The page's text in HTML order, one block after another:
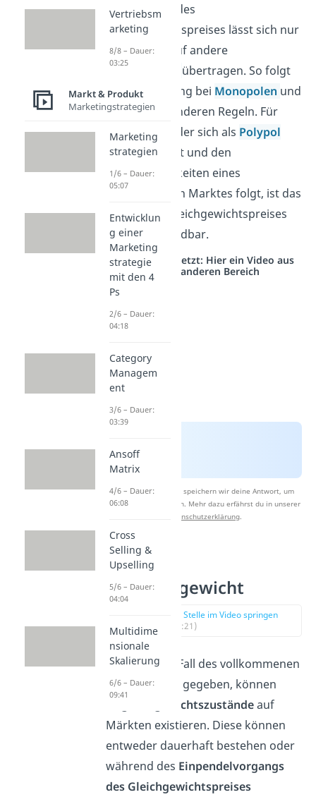
Das Konzept des
Gleichgewichtspreises lässt sich nur
beschränkt auf andere
Marktformen übertragen. So folgt
die Preisbildung bei Monopolen und
Oligopolen
anderen Regeln. Für
einen Markt, der sich als Polypol
einstufen lässt und den
Gesetzmäßigkeiten eines
vollkommenen Marktes folgt, ist das
Modell des Gleichgewichtspreises
jedoch anwendbar.
Studyflix vernetzt: Hier ein Video aus
einem anderen Bereich
Nach Beantwortung speichern wir deine Antwort, um
Studyflix zu verbessern. Mehr dazu erfährst du in unserer
Datenschutzerklärung.
Markt im
Ungleichgewicht
zur Stelle im Video springen
(01:21)
Ist der ideale Fall des vollkommenen
Marktes nicht gegeben, können
Ungleichgewichtszuständeauf
Märkten existieren. Diese können
entweder dauerhaft bestehen oder
während des Einpendelvorgangs
des Gleichgewichtspreises
Vertriebsm
arketing
8/8 – Dauer:
03:25
Markt & Produkt
Marketingstrategien
Marketing
strategien
1/6 – Dauer:
05:07
Entwicklun
g einer
Marketing
strategie
mit den 4
Ps
2/6 – Dauer:
04:18
Category
Managem
ent
3/6 – Dauer:
03:39
Ansoff
Matrix
4/6 – Dauer:
06:08
Cross
Selling &
Upselling
5/6 – Dauer:
04:04
Multidime
nsionale
Skalierung
6/6 – Dauer:
09:41